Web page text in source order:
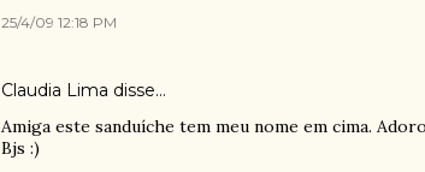
25/4/09 12:18 PM
Claudia Lima disse…
Amiga este sanduíche tem meu nome em cima.
Bjs :)